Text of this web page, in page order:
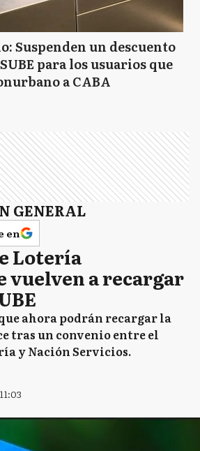
Suspenden un descuento
para los usuarios que
a CABA
GENERAL
en
Lotería
vuelven a recargar
ahora podrán recargar la
tras un convenio entre el
y Nación Servicios.